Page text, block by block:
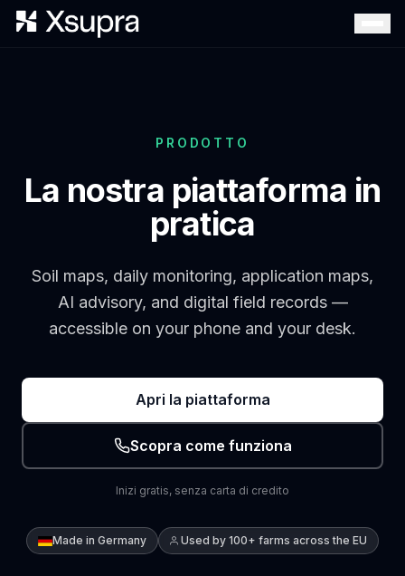
PRODOTTO
La nostra piattaforma in
pratica
Soil maps, daily monitoring, application maps,
AI advisory, and digital field records —
accessible on your phone and your desk.
Apri la piattaforma
Scopra come funziona
Inizi gratis, senza carta di credito
Made in Germany Used by 100+ farms across the EU